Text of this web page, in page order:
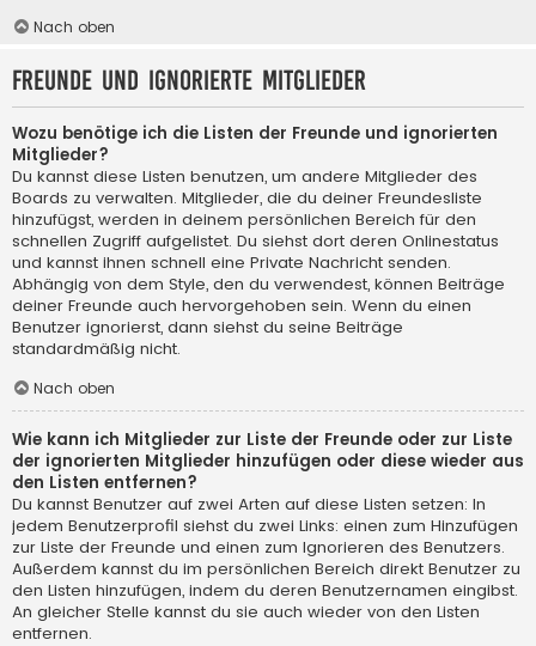
Nach oben
Freunde und ignorierte Mitglieder
Wozu benötige ich die Listen der Freunde und ignorierten
Mitglieder?
Du kannst diese Listen benutzen, um andere Mitglieder des
Boards zu verwalten. Mitglieder, die du deiner Freundesliste
hinzufügst, werden in deinem persönlichen Bereich für den
schnellen Zugriff aufgelistet. Du siehst dort deren Onlinestatus
und kannst ihnen schnell eine Private Nachricht senden.
Abhängig von dem Style, den du verwendest, können Beiträge
deiner Freunde auch hervorgehoben sein. Wenn du einen
Benutzer ignorierst, dann siehst du seine Beiträge
standardmäßig nicht.
Nach oben
Wie kann ich Mitglieder zur Liste der Freunde oder zur Liste
der ignorierten Mitglieder hinzufügen oder diese wieder aus
den Listen entfernen?
Du kannst Benutzer auf zwei Arten auf diese Listen setzen: In
jedem Benutzerprofil siehst du zwei Links: einen zum Hinzufügen
zur Liste der Freunde und einen zum Ignorieren des Benutzers.
Außerdem kannst du im persönlichen Bereich direkt Benutzer zu
den Listen hinzufügen, indem du deren Benutzernamen eingibst.
An gleicher Stelle kannst du sie auch wieder von den Listen
entfernen.